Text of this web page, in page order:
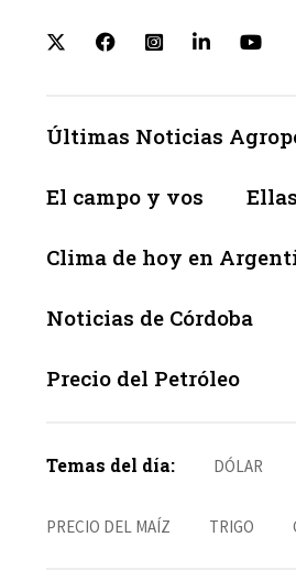
Últimas Noticias
El campo y vos Ellas
Clima de hoy en
Noticias de Córdoba
Precio del Petróleo
Temas del día: DÓLAR
PRECIO DEL MAÍZ TRIGO